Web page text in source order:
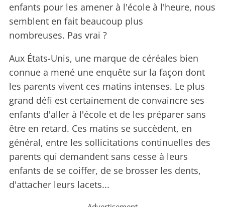
enfants pour les amener à l'école à l'heure, nous
semblent en fait beaucoup plus
nombreuses. Pas vrai ?
Aux États-Unis, une marque de céréales bien
connue a mené une enquête sur la façon dont
les parents vivent ces matins intenses. Le plus
grand défi est certainement de convaincre ses
enfants d'aller à l'école et de les préparer sans
être en retard. Ces matins se succèdent, en
général, entre les sollicitations continuelles des
parents qui demandent sans cesse à leurs
enfants de se coiffer, de se brosser les dents,
d'attacher leurs lacets...